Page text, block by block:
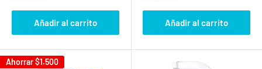
venta
Añadir al carrito
venta
Añadir al carrito
Ahorrar$1.500